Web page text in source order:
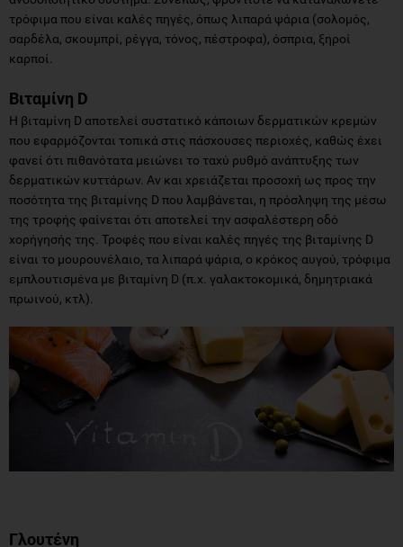
τρόφιμα που είναι καλές πηγές, όπως λιπαρά ψάρια (σολομός,
σαρδέλα, σκουμπρί, ρέγγα, τόνος, πέστροφα), όσπρια, ξηροί
καρποί.
Βιταμίνη D
Η βιταμίνη D αποτελεί συστατικό κάποιων δερματικών κρεμών
που εφαρμόζονται τοπικά στις πάσχουσες περιοχές, καθώς έχει
φανεί ότι πιθανότατα μειώνει το ταχύ ρυθμό ανάπτυξης των
δερματικών κυττάρων. Αν και χρειάζεται προσοχή ως προς την
ποσότητα της βιταμίνης D που λαμβάνεται, η πρόσληψη της μέσω
της τροφής φαίνεται ότι αποτελεί την ασφαλέστερη οδό
χορήγησής της. Τροφές που είναι καλές πηγές της βιταμίνης D
είναι το μουρουνέλαιο, τα λιπαρά ψάρια, ο κρόκος αυγού, τρόφιμα
εμπλουτισμένα με βιταμίνη D (π.χ. γαλακτοκομικά, δημητριακά
πρωινού, κτλ).
Γλουτένη